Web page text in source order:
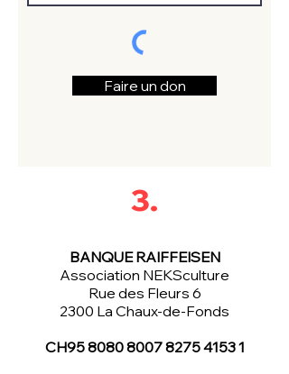
Faire un don
3.
BANQUE RAIFFEISEN
Association NEKSculture
Rue des Fleurs 6
2300 La Chaux-de-Fonds
CH958080 8007 8275 4153 1